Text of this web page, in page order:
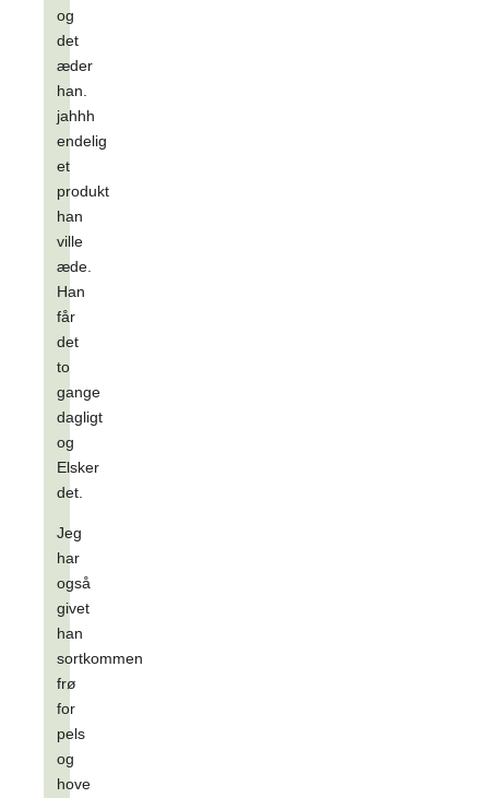
og
det
æder
han.
jahhh
endelig
et
produkt
han
ville
æde.
Han
får
det
to
gange
dagligt
og
Elsker
det.
Jeg
har
også
givet
han
sortkommen
frø
for
pels
og
hove